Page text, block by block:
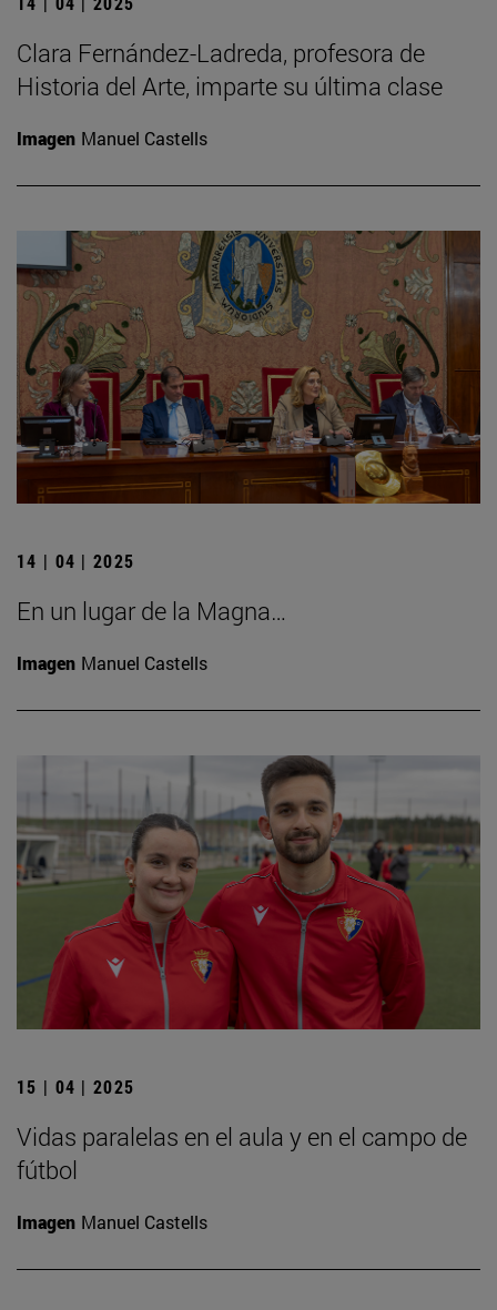
Clara Fernández-Ladreda, profesora de
Historia del Arte, imparte su última clase
Imagen Manuel Castells
14 | 04 | 2025
En un lugar de la Magna…
Imagen Manuel Castells
15 | 04 | 2025
Vidas paralelas en el aula y en el campo de
fútbol
Imagen Manuel Castells